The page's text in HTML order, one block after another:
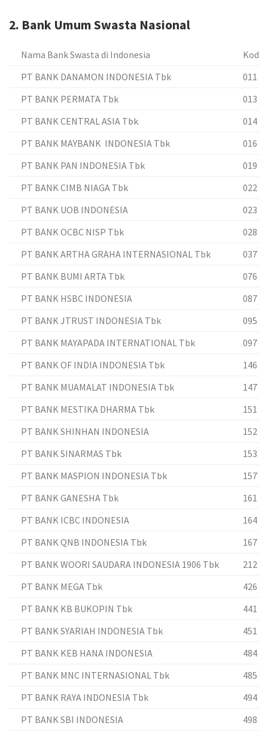
2. Bank Umum Swasta Nasional
Nama Bank Swasta di Indonesia
Kode
PT BANK DANAMON INDONESIA Tbk
011
PT BANK PERMATA Tbk
013
PT BANK CENTRAL ASIA Tbk
014
PT BANK MAYBANK INDONESIA Tbk
016
PT BANK PAN INDONESIA Tbk
019
PT BANK CIMB NIAGA Tbk
022
PT BANK UOB INDONESIA
023
PT BANK OCBC NISP Tbk
028
PT BANK ARTHA GRAHA INTERNASIONAL Tbk
037
PT BANK BUMI ARTA Tbk
076
PT BANK HSBC INDONESIA
087
PT BANK JTRUST INDONESIA Tbk
095
PT BANK MAYAPADA INTERNATIONAL Tbk
097
PT BANK OF INDIA INDONESIA Tbk
146
PT BANK MUAMALAT INDONESIA Tbk
147
PT BANK MESTIKA DHARMA Tbk
151
PT BANK SHINHAN INDONESIA
152
PT BANK SINARMAS Tbk
153
PT BANK MASPION INDONESIA Tbk
157
PT BANK GANESHA Tbk
161
PT BANK ICBC INDONESIA
164
PT BANK QNB INDONESIA Tbk
167
PT BANK WOORI SAUDARA INDONESIA 1906 Tbk
212
PT BANK MEGA Tbk
426
PT BANK KB BUKOPIN Tbk
441
PT BANK SYARIAH INDONESIA Tbk
451
PT BANK KEB HANA INDONESIA
484
PT BANK MNC INTERNASIONAL Tbk
485
PT BANK RAYA INDONESIA Tbk
494
PT BANK SBI INDONESIA
498